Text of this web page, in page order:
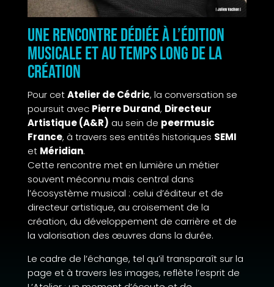
Une rencontre dédiée à l’édition
musicale et au temps long de la
création
Pour cetAtelier de Cédric, la conversation se
poursuit avec Pierre Durand, Directeur
Artistique (A&R) au sein de peermusic
France, à travers ses entités historiques SEMI
et Méridian.
Cette rencontre met en lumière un métier
souvent méconnu mais central dans
l’écosystème musical : celui d’éditeur et de
directeur artistique, au croisement de la
création, du développement de carrière et de
la valorisation des œuvres dans la durée.
Le cadre de l’échange, tel qu’il transparaît sur la
page et à travers les images, reflète l’esprit de